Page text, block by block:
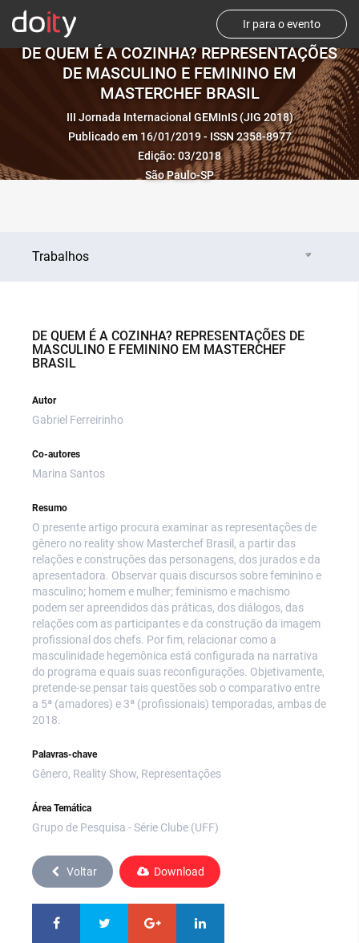
Ir para o evento
DE QUEM É A COZINHA? REPRESENTAÇÕES
DE MASCULINO E FEMININO EM
MASTERCHEF BRASIL
III Jornada Internacional GEMInIS (JIG 2018)
Publicado em 16/01/2019 - ISSN 2358-8977
Edição: 03/2018
São Paulo-SP
Trabalhos
DE QUEM É A COZINHA? REPRESENTAÇÕES DE
MASCULINO E FEMININO EM MASTERCHEF
BRASIL
Autor
Gabriel Ferreirinho
Co-autores
Marina Santos
Resumo
O presente artigo procura examinar as representações de
gênero no reality show Masterchef Brasil, a partir das
relações e construções das personagens, dos jurados e da
apresentadora. Observar quais discursos sobre feminino e
masculino; homem e mulher; feminismo e machismo
podem ser apreendidos das práticas, dos diálogos, das
relações com as participantes e da construção da imagem
profissional dos chefs. Por fim, relacionar como a
masculinidade hegemônica está configurada na narrativa
do programa e quais suas reconfigurações. Objetivamente,
pretende-se pensar tais questões sob o comparativo entre
a 5ª (amadores) e 3ª (profissionais) temporadas, ambas de
2018.
Palavras-chave
Gênero, Reality Show, Representações
Área Temática
Grupo de Pesquisa - Série Clube (UFF)
Voltar Download